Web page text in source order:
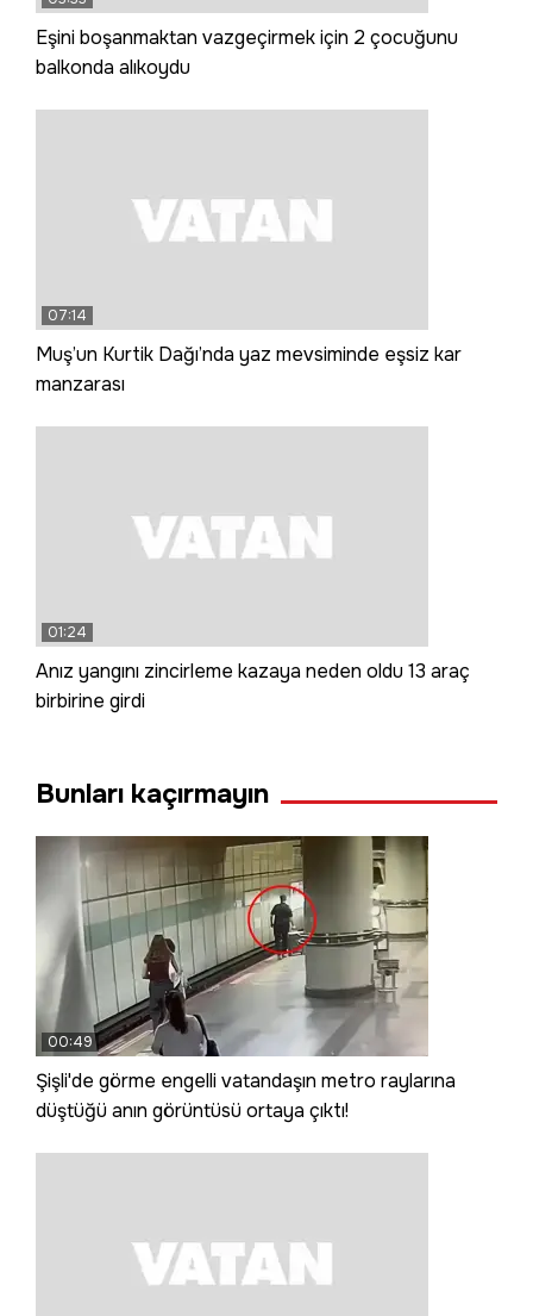
Eşini boşanmaktan vazgeçirmek için 2 çocuğunu
balkonda alıkoydu
07:14
Muş’un Kurtik Dağı’nda yaz mevsiminde eşsiz kar
manzarası
01:24
Anız yangını zincirleme kazaya neden oldu 13 araç
birbirine girdi
Bunları kaçırmayın
00:49
Şişli'de görme engelli vatandaşın metro raylarına
düştüğü anın görüntüsü ortaya çıktı!